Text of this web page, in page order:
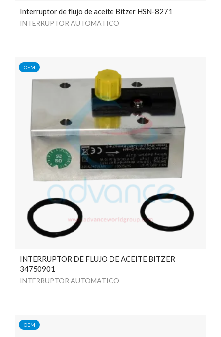
Interruptor de flujo de aceite Bitzer HSN-8271
INTERRUPTOR AUTOMATICO
OEM
INTERRUPTOR DE FLUJO DE ACEITE BITZER
34750901
INTERRUPTOR AUTOMATICO
OEM